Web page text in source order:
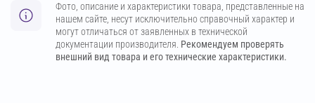
Фото, описание и характеристики товара, представленные на
нашем сайте, несут исключительно справочный характер и
могут отличаться от заявленных в технической
документации производителя. Рекомендуем проверять
внешний вид товара и его технические характеристики.